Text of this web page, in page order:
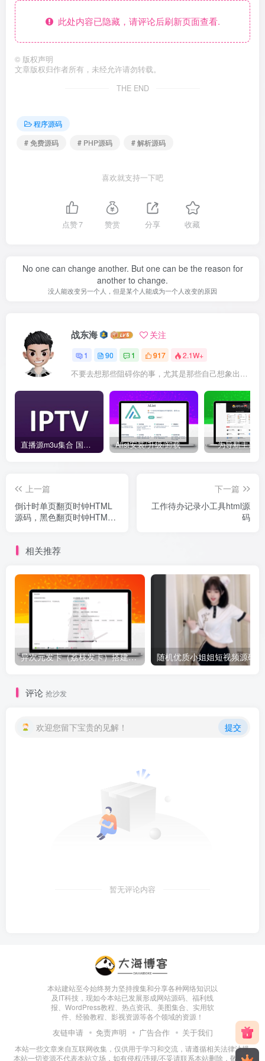
此处内容已隐藏，请评论后刷新页面查看.
© 版权声明
文章版权归作者所有，未经允许请勿转载。
THE END
程序源码
# 免费源码
# PHP源码 # 解析源码
喜欢就支持一下吧
点赞7 赞赏 分享 收藏
No one can change another. But one can be the reason for
another to change.
没人能改变另一个人，但是某个人能成为一个人改变的原因
战东海 关注
1 90 1 917 2.1W+
不要去想那些阻碍你的事，尤其是那些自己想象出来的事
直播源m3u集合 国内外直播源-IPTV URL TVBOX Alist安装/升级/卸载
上一篇
倒计时单页翻页时钟HTML
源码，黑色翻页时钟HTML
下一篇
工作待办记录小工具html源
码
相关推荐
异次元发卡（荔枝发卡）搭建教程——图文版 随机优质小姐姐短视频源码
评论 抢沙发
欢迎您留下宝贵的见解！ 提交
暂无评论内容
本站建站至今始终努力坚持搜集和分享各种网络知识以
及IT科技，现如今本站已发展形成网站源码、福利线
报、WordPress教程、热点资讯、美图集合、实用软
件、经验教程、影视资源等各个领域的资源！
友链申请 免责声明 广告合作 关于我们
本站一些文章来自互联网收集，仅供用于学习和交流，请遵循相关法律法规.
本站一切资源不代表本站立场，如有侵权/违规/不妥请联系本站删除，敬请谅